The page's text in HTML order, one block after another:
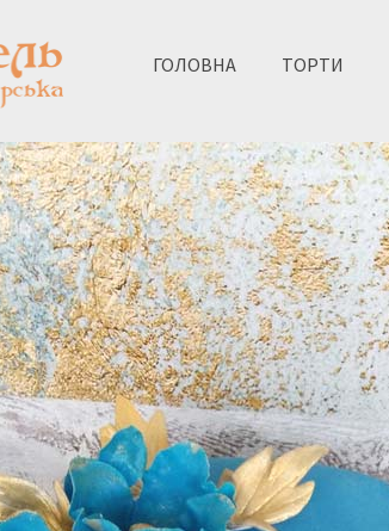
ГОЛОВНА ТОРТИ